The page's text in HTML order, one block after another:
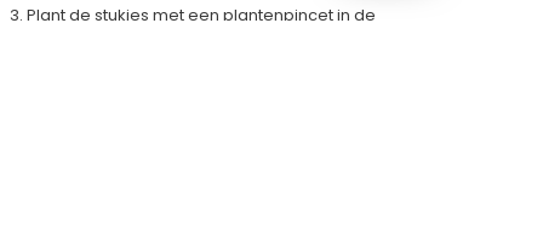
Plant de stukjes met een plantenpincet in de